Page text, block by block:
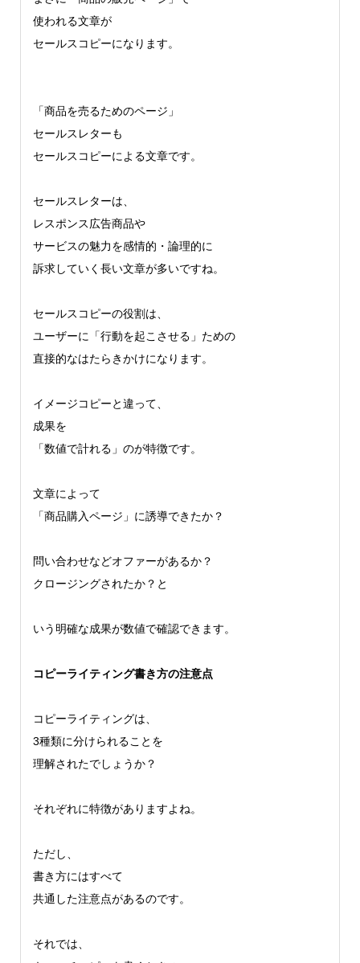
使われる文章が
セールスコピーになります。
「商品を売るためのページ」
セールスレターも
セールスコピーによる文章です。
セールスレターは、
レスポンス広告商品や
サービスの魅力を感情的・論理的に
訴求していく長い文章が多いですね。
セールスコピーの役割は、
ユーザーに「行動を起こさせる」ための
直接的なはたらきかけになります。
イメージコピーと違って、
成果を
「数値で計れる」のが特徴です。
文章によって
「商品購入ページ」に誘導できたか？
問い合わせなどオファーがあるか？
クロージングされたか？と
いう明確な成果が数値で確認できます。
コピーライティング書き方の注意点
コピーライティングは、
3種類に分けられることを
理解されたでしょうか？
それぞれに特徴がありますよね。
ただし、
書き方にはすべて
共通した注意点があるのです。
それでは、